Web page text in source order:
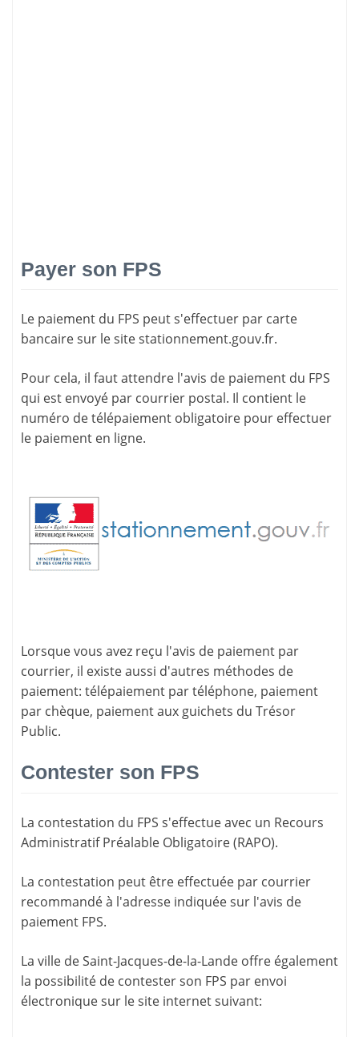
Payer son FPS
Le paiement du FPS peut s'effectuer par carte
bancaire sur le sitestationnement.gouv.fr.
Pour cela, il faut attendre l'avis de paiement du FPS
qui est envoyé par courrier postal. Il contient le
numéro de télépaiement obligatoire pour effectuer
le paiement en ligne.
Lorsque vous avez reçu l'avis de paiement par
courrier, il existe aussi d'autres méthodes de
paiement: télépaiement par téléphone, paiement
par chèque, paiement aux guichets du Trésor
Public.
Contester son FPS
La contestation du FPS s'effectue avec un Recours
Administratif Préalable Obligatoire (RAPO).
La contestation peut être effectuée par courrier
recommandé à l'adresse indiquée sur l'avis de
paiement FPS.
La ville de Saint-Jacques-de-la-Lande offre également
la possibilité de contester son FPS par envoi
électronique sur le site internet suivant: